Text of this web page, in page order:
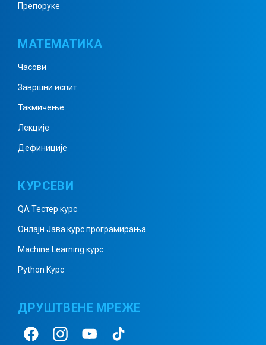
Тачка, права, раван
равни
Полуправа, дуж, полураван
многоугао
Међусобни положај две
Препоруке
МАТЕМАТИКА
Часови
Завршни испит
Такмичење
Лекције
Дефиниције
КУРСЕВИ
QA Тестер курс
Онлајн Јава курс програмирања
Machine Learning курс
Python Kурс
ДРУШТВЕНЕ МРЕЖЕ